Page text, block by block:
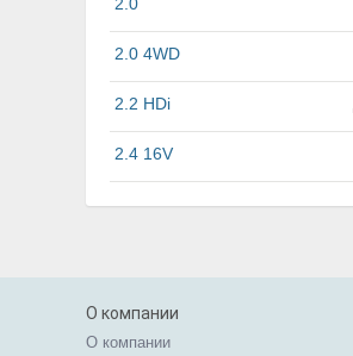
2.0 4WD
2.2 HDi
2.4 16V
О компании
О компании